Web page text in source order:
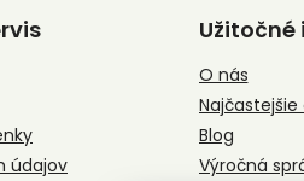
údajov
O nás
Blog
Výročná